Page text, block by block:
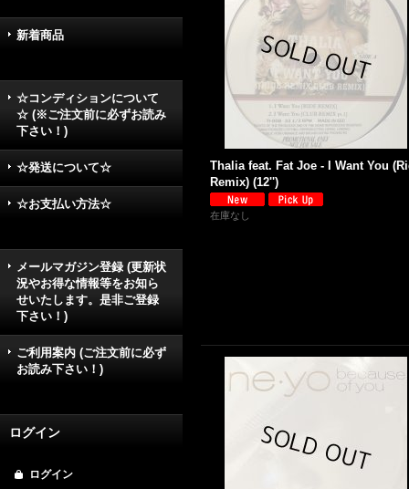
新着商品
☆コンディションについて
☆ (※ご注文前に必ずお読み
下さい！)
☆発送について☆
☆お支払い方法☆
メールマガジン登録 (更新状
況やお得な情報等をお知ら
せいたします。是非ご登録
下さい！)
ご利用案内 (ご注文前に必ず
お読み下さい！)
ログイン
ログイン
Thalia feat. Fat Joe - I Want You
Remix) (12'')
在庫なし